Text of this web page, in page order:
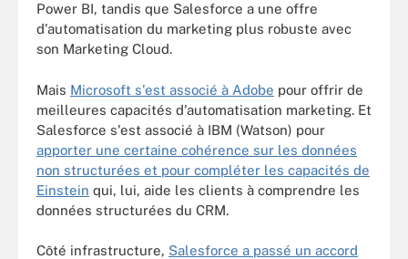
Power BI, tandis que Salesforce a une offre
d'automatisation du marketing plus robuste avec
son Marketing Cloud.
Mais Microsoft s'est associé à Adobe pour offrir de
meilleures capacités d'automatisation marketing. Et
Salesforce s'est associé à IBM (Watson) pour
apporter une certaine cohérence sur les données
non structurées et pour compléter les capacités de
Einstein qui, lui, aide les clients à comprendre les
données structurées du CRM.
Côté infrastructure, Salesforce a passé un accord